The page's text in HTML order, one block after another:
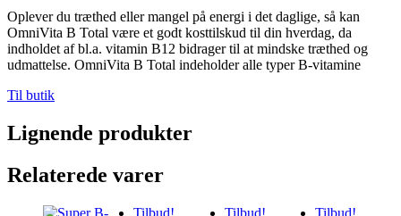
Oplever du træthed eller mangel på energi i det daglige, så kan
OmniVita B Total være et godt kosttilskud til din hverdag, da
indholdet af bl.a. vitamin B12 bidrager til at mindske træthed og
udmattelse. OmniVita B Total indeholder alle typer B-vitamine
Til butik
Lignende produkter
Relaterede varer
Tilbud! Tilbud! Tilbud!